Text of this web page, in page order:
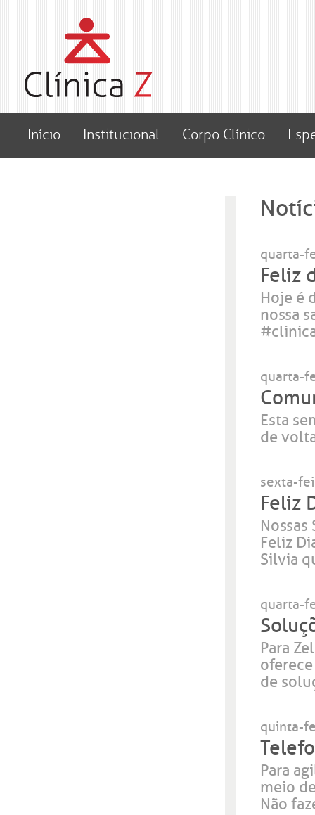
Início Institucional Corpo Clínico
quarta-
Feliz
Hoje é
nossa
quarta-
Esta
de
sexta-
Feliz
Feliz
Silvia
quarta-
Para
de
quinta-
Para
meio
Não